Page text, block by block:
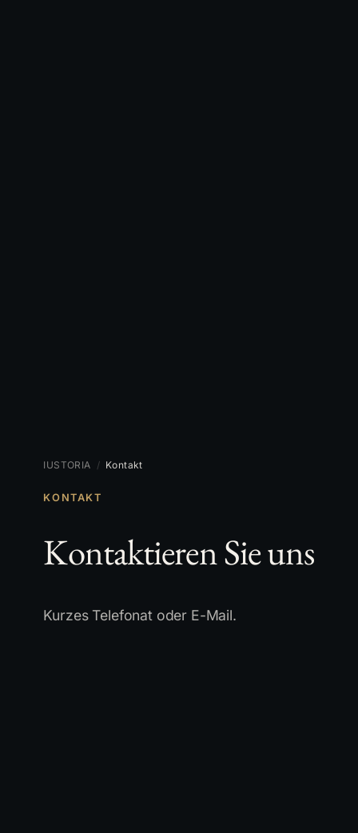
IUSTORIA / Kontakt
KONTAKT
Kontaktieren Sie uns
Kurzes Telefonat oder E-Mail.